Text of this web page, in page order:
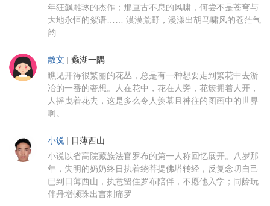
年狂飙雕琢的杰作；那亘古不息的风啸，何尝不是苍穹与
大地永恒的絮语…… 漠漠荒野，漫漾出胡马啸风的苍茫气
韵
散文 蠡湖一隅
瞧见开得很繁丽的花丛，总是有一种想要走到繁花中去游
冶的一番的奢想。人在花中，花在人旁，花簇拥着人开，
人摇曳着花去，这是多么令人羡慕且神往的图画中的世界
啊。
小说 日薄西山
小说以省高院藏族法官罗布的第一人称回忆展开。八岁那
年，失明的奶奶终日执着绕菩提佛塔转经，反复念叨自己
已到日薄西山，执意留住罗布陪伴，不愿他入学；同龄玩
伴丹增顿珠出言刺痛罗